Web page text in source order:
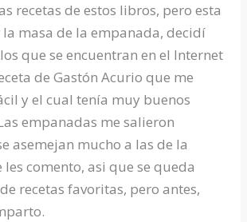
recetas de estos libros, pero esta
la masa de la empanada, decidí
que se encuentran en el Internet
de Gastón Acurio que me
y el cual tenía muy buenos
empanadas me salieron
asemejan mucho a las de la
comento, asi que se queda
recetas favoritas, pero antes,